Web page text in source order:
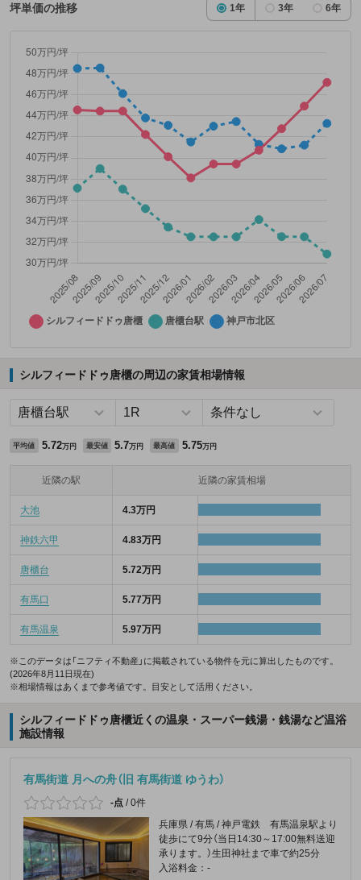
坪単価の推移 1年 3年 6年
シルフィードドゥ唐櫃の周辺の家賃相場情報
平均値 5.72万円 最安値 5.7万円 最高値 5.75万円
近隣の駅 近隣の家賃相場
大池 4.3万円
神鉄六甲 4.83万円
唐櫃台 5.72万円
有馬口 5.77万円
有馬温泉 5.97万円
※このデータは「ニフティ不動産」に掲載されている物件を元に算出したものです。
(2026年8月11日現在)
※相場情報はあくまで参考値です。目安として活用ください。
シルフィードドゥ唐櫃近くの温泉・スーパー銭湯・銭湯など温浴
施設情報
有馬街道 月への舟（旧 有馬街道 ゆうわ）
-点 /0件
兵庫県 / 有馬 / 神戸電鉄 有馬温泉駅より
徒歩にて9分（当日14:30～17:00無料送迎
承ります。）生田神社まで車で約25分
入浴料金：-